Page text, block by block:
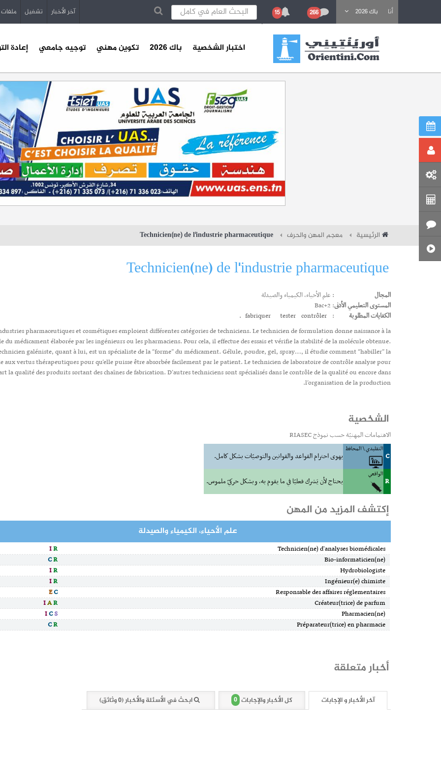
أنا باك 2026
باحث عن تكوين
266
15 آخر الأخبار تشغيل ملفات
اختبار الشخصية باك 2026 تكوين مهني توجيه جامعي إعادة
الرئيسية معجم المهن والحرف Technicien(ne) de l'industrie pharmaceutique
Technicien(ne) de l'industrie pharmaceutique
المجال
: علم الأحياء، الكيمياء والصيدلة
المستوى التعليمي الأدنى: Bac+2
الكفايات المطلوبة
:
fabriquer tester contrôler.
pharmaceutiques et cosmétiques emploient différentes catégories de techniciens. Le technicien de formulation donne naissance à la
du médicament élaborée par les ingénieurs ou les pharmaciens. Pour cela, il effectue des essais et vérifie la stabilité de la molécule obtenue.
galéniste, quant à lui, est un spécialiste de la “forme” du médicament. Gélule, poudre, gel, spray…, il étudie comment “habiller” la
aux vertus thérapeutiques pour qu’elle puisse être absorbée facilement par le patient. Le technicien de laboratoire de contrôle analyse pour
la qualité des produits sortant des chaînes de fabrication. D’autres techniciens sont spécialisés dans le contrôle de la qualité ou encore dans
l’organisation de la production.
الشخصية
الاهتمامات المهنيّة حسب نموذج RIASEC
C
التقليدي \ المحافظ
يهوى احترام القواعد والقوانين والتوصيّات بشكل كامل.
R
الواقعي
يحتاج لأن يَشرك فعليّا في ما يقوم به، وبشكل حركيّ ملموس.
إكتشف المزيد من المهن
علم الأحياء، الكيمياء والصيدلة
IR
CR
IR
IR
EC
IAR
ICS
CR
أخبار متعلقة
آخر الأخبار و الإجابات كل الأخبار والإجابات 0 ابحث في الأسئلة والأخبار (0 وثائق)